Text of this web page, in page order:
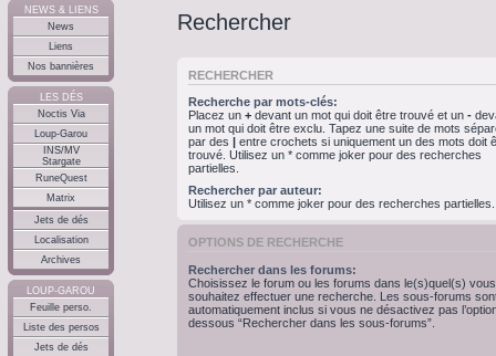
NEWS & LIENS
News
Liens
Nos bannières
LES DÉS
Noctis Via
Loup-Garou
INS/MV
Stargate
RuneQuest
Matrix
Jets de dés
Localisation
Archives
LOUP-GAROU
Feuille perso.
Liste des persos
Jets de dés
Rechercher
RECHERCHER
Recherche par mots-clés:
Placez un + devant un mot qui doit être trouvé et un -
un mot qui doit être exclu. Tapez une suite de mots
par des | entre crochets si uniquement un des mots doit
trouvé. Utilisez un * comme joker pour des recherches
partielles.
Rechercher par auteur:
Utilisez un * comme joker pour des recherches partielles.
OPTIONS DE RECHERCHE
Rechercher dans les forums:
Choisissez le forum ou les forums dans le(s)quel(s) vous
souhaitez effectuer une recherche. Les sous-forums
automatiquement inclus si vous ne désactivez pas
dessous “Rechercher dans les sous-forums”.